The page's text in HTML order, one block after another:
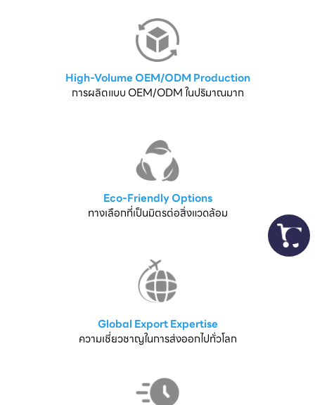
High-Volume OEM/ODM Production
การผลิตแบบ OEM/ODM ในปริมาณมาก
Eco-Friendly Options
ทางเลือกที่เป็นมิตรต่อสิ่งแวดล้อม
Global Export Expertise
ความเชี่ยวชาญในการส่งออกไปทั่วโลก